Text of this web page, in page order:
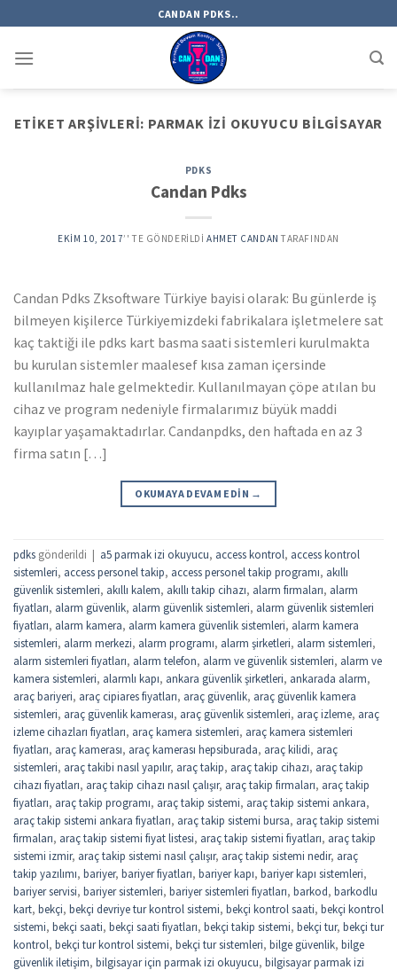
to
content
CANDAN PDKS..
ETIKET ARŞIVLERI: PARMAK IZI OKUYUCU BILGISAYAR
PDKS
Candan Pdks
EKIM 10, 2017’' TE GÖNDERILDI AHMET CANDAN TARAFINDAN
Candan Pdks Zksoftware Türkiye bayisi olarak: Bu günlerde iş
bilmeyen kişilerce Türkiyemizdeki fabrikalara işletmelere sat
kaç taktiği ile pdks kart basma saati sistemleri kurulmakta
bu kurulan sistemler maalesef kısa zaman içersinde
kullanılmaz hale gelmektedir. Kullanılmayan çöpe atılan bu
cihaz ve program nedeniyle firmalarımız büyük maddi
kayıplar yaşamaktadırlar. Candanpdks, den haftada en az 3
firma satın […]
OKUMAYA DEVAM EDIN →
pdks gönderildi | a5 parmak izi okuyucu, access kontrol, access kontrol
sistemleri, access personel takip, access personel takip programı, akıllı
güvenlik sistemleri, akıllı kalem, akıllı takip cihazı, alarm firmaları, alarm
fiyatları, alarm güvenlik, alarm güvenlik sistemleri, alarm güvenlik sistemleri
fiyatları, alarm kamera, alarm kamera güvenlik sistemleri, alarm kamera
sistemleri, alarm merkezi, alarm programı, alarm şirketleri, alarm sistemleri,
alarm sistemleri fiyatları, alarm telefon, alarm ve güvenlik sistemleri, alarm ve
kamera sistemleri, alarmlı kapı, ankara güvenlik şirketleri, ankarada alarm,
araç bariyeri, araç cipiares fiyatları, araç güvenlik, araç güvenlik kamera
sistemleri, araç güvenlik kamerası, araç güvenlik sistemleri, araç izleme, araç
izleme cihazları fiyatları, araç kamera sistemleri, araç kamera sistemleri
fiyatları, araç kamerası, araç kamerası hepsiburada, araç kilidi, araç
sistemleri, araç takibi nasıl yapılır, araç takip, araç takip cihazı, araç takip
cihazı fiyatları, araç takip cihazı nasıl çalışır, araç takip firmaları, araç takip
fiyatları, araç takip programı, araç takip sistemi, araç takip sistemi ankara,
araç takip sistemi ankara fiyatları, araç takip sistemi bursa, araç takip sistemi
firmaları, araç takip sistemi fiyat listesi, araç takip sistemi fiyatları, araç takip
sistemi izmir, araç takip sistemi nasıl çalışır, araç takip sistemi nedir, araç
takip yazılımı, bariyer, bariyer fiyatları, bariyer kapı, bariyer kapı sistemleri,
bariyer servisi, bariyer sistemleri, bariyer sistemleri fiyatları, barkod, barkodlu
kart, bekçi, bekçi devriye tur kontrol sistemi, bekçi kontrol saati, bekçi kontrol
sistemi, bekçi saati, bekçi saati fiyatları, bekçi takip sistemi, bekçi tur, bekçi tur
kontrol, bekçi tur kontrol sistemi, bekçi tur sistemleri, bilge güvenlik, bilge
güvenlik iletişim, bilgisayar için parmak izi okuyucu, bilgisayar parmak izi